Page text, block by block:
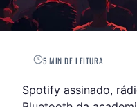
5 MIN DE LEITURA
Spotify assinado,